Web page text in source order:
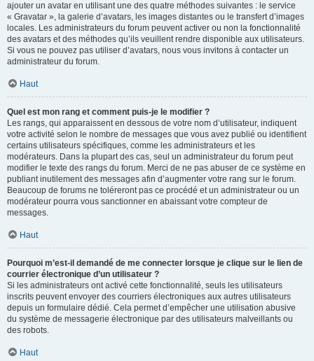
ajouter un avatar en utilisant une des quatre méthodes suivantes : le service
« Gravatar », la galerie d’avatars, les images distantes ou le transfert d’images
locales. Les administrateurs du forum peuvent activer ou non la fonctionnalité
des avatars et des méthodes qu’ils veuillent rendre disponible aux utilisateurs.
Si vous ne pouvez pas utiliser d’avatars, nous vous invitons à contacter un
administrateur du forum.
Haut
Quel est mon rang et comment puis-je le modifier ?
Les rangs, qui apparaissent en dessous de votre nom d’utilisateur, indiquent
votre activité selon le nombre de messages que vous avez publié ou identifient
certains utilisateurs spécifiques, comme les administrateurs et les
modérateurs. Dans la plupart des cas, seul un administrateur du forum peut
modifier le texte des rangs du forum. Merci de ne pas abuser de ce système en
publiant inutilement des messages afin d’augmenter votre rang sur le forum.
Beaucoup de forums ne toléreront pas ce procédé et un administrateur ou un
modérateur pourra vous sanctionner en abaissant votre compteur de
messages.
Haut
Pourquoi m’est-il demandé de me connecter lorsque je clique sur le lien de
courrier électronique d’un utilisateur ?
Si les administrateurs ont activé cette fonctionnalité, seuls les utilisateurs
inscrits peuvent envoyer des courriers électroniques aux autres utilisateurs
depuis un formulaire dédié. Cela permet d’empêcher une utilisation abusive
du système de messagerie électronique par des utilisateurs malveillants ou
des robots.
Haut